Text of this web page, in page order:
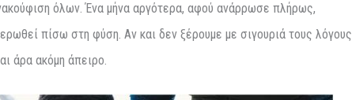
όλων. Ένα μήνα αργότερα, αφού ανάρρωσε πλήρως,
πίσω στη φύση. Αν και δεν ξέρουμε με σιγουριά τους λόγους
άρα ακόμη άπειρο.